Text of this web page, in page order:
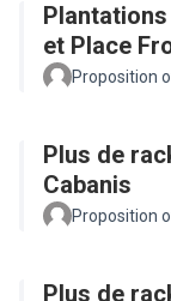
et Place
Proposition
Plus de
Cabanis
Proposition
Plus de